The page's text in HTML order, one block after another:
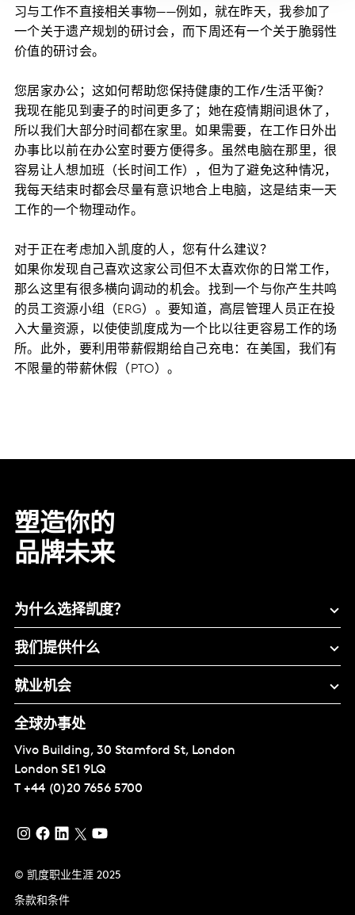
习与工作不直接相关事物——例如，就在昨天，我参加了
一个关于遗产规划的研讨会，而下周还有一个关于脆弱性
价值的研讨会。
您居家办公；这如何帮助您保持健康的工作/生活平衡？
我现在能见到妻子的时间更多了；她在疫情期间退休了，
所以我们大部分时间都在家里。如果需要，在工作日外出
办事比以前在办公室时要方便得多。虽然电脑在那里，很
容易让人想加班（长时间工作），但为了避免这种情况，
我每天结束时都会尽量有意识地合上电脑，这是结束一天
工作的一个物理动作。
对于正在考虑加入凯度的人，您有什么建议？
如果你发现自己喜欢这家公司但不太喜欢你的日常工作，
那么这里有很多横向调动的机会。找到一个与你产生共鸣
的员工资源小组（ERG）。要知道，高层管理人员正在投
入大量资源，以使使凯度成为一个比以往更容易工作的场
所。此外，要利用带薪假期给自己充电：在美国，我们有
不限量的带薪休假（PTO）。
塑造你的
品牌未来
为什么选择凯度？
我们提供什么
就业机会
全球办事处
Vivo Building, 30 Stamford St, London
London SE1 9LQ
T +44 (0)20 7656 5700
© 凯度职业生涯 2025
条款和条件